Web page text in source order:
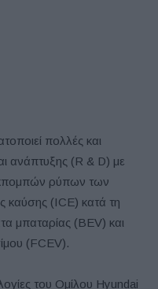
πολλές και
ανάπτυξης (R & D) με
ρύπων των
καύσης (ICE) κατά τη
μπαταρίας (BEV) και
(FCEV).
του Ομίλου Hyundai